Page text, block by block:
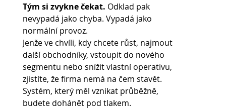
Tým si zvykne čekat. Odklad pak
nevypadá jako chyba. Vypadá jako
normální provoz.
Jenže ve chvíli, kdy chcete růst, najmout
další obchodníky, vstoupit do nového
segmentu nebo snížit vlastní operativu,
zjistíte, že firma nemá na čem stavět.
Systém, který měl vznikat průběžně,
budete dohánět pod tlakem.